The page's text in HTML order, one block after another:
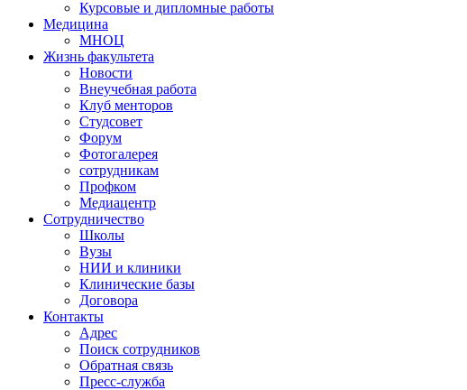
Курсовые и дипломные работы
Медицина
МНОЦ
Жизнь факультета
Новости
Внеучебная работа
Клуб менторов
Студсовет
Форум
Фотогалерея
сотрудникам
Профком
Медиацентр
Сотрудничество
Школы
Вузы
НИИ и клиники
Клинические базы
Договора
Контакты
Адрес
Поиск сотрудников
Обратная связь
Пресс-служба